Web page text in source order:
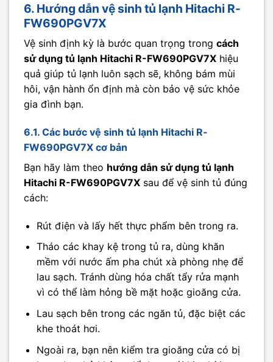
6. Hướng dẫn vệ sinh tủ lạnh Hitachi R-
FW690PGV7X
Vệ sinh định kỳ là bước quan trọng trong cách
sử dụng tủ lạnh Hitachi R-FW690PGV7X hiệu
quả giúp tủ lạnh luôn sạch sẽ, không bám mùi
hôi, vận hành ổn định mà còn bảo vệ sức khỏe
gia đình bạn.
6.1. Các bước vệ sinh tủ lạnh Hitachi R-
FW690PGV7X cơ bản
Bạn hãy làm theo hướng dẫn sử dụng tủ lạnh
Hitachi R-FW690PGV7X sau để vệ sinh tủ đúng
cách:
Rút điện và lấy hết thực phẩm bên trong ra.
Tháo các khay kệ trong tủ ra, dùng khăn
mềm với nước ấm pha chút xà phòng nhẹ để
lau sạch. Tránh dùng hóa chất tẩy rửa mạnh
vì có thể làm hỏng bề mặt hoặc gioăng cửa.
Lau sạch bên trong các ngăn tủ, đặc biệt các
khe thoát hơi.
Ngoài ra, bạn nên kiểm tra gioăng cửa có bị